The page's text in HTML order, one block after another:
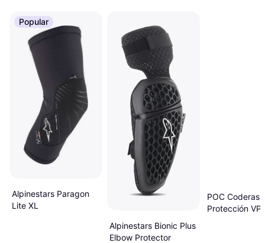
Popular
Alpinestars Paragon
Lite XL
Alpinestars Bionic Plus
Elbow Protector
POC Coderas
Protección